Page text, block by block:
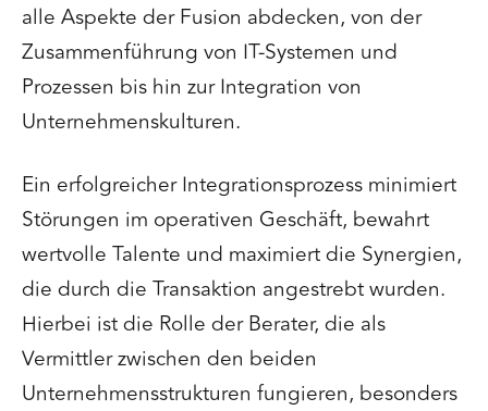
alle Aspekte der Fusion abdecken, von der
Zusammenführung von IT-Systemen und
Prozessen bis hin zur Integration von
Unternehmenskulturen.
Ein erfolgreicher Integrationsprozess minimiert
Störungen im operativen Geschäft, bewahrt
wertvolle Talente und maximiert die Synergien,
die durch die Transaktion angestrebt wurden.
Hierbei ist die Rolle der Berater, die als
Vermittler zwischen den beiden
Unternehmensstrukturen fungieren, besonders